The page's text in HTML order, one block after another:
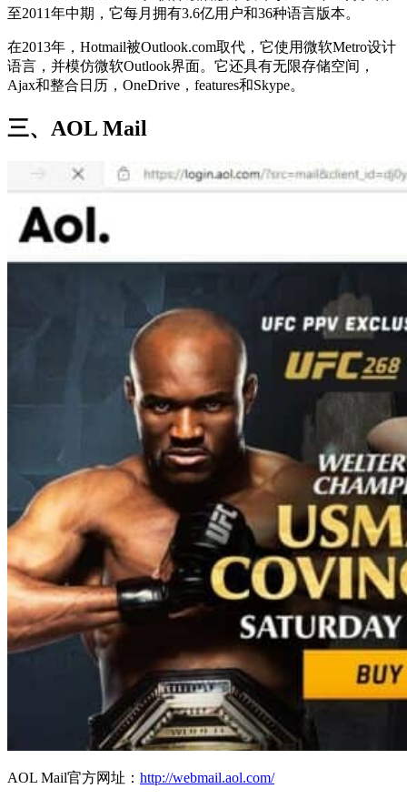
至2011年中期，它每月拥有3.6亿用户和36种语言版本。
在2013年，Hotmail被Outlook.com取代，它使用微软Metro设计
语言，并模仿微软Outlook界面。它还具有无限存储空间，
Ajax和整合日历，OneDrive，features和Skype。
三、AOL Mail
AOL Mail官方网址： http://webmail.aol.com/